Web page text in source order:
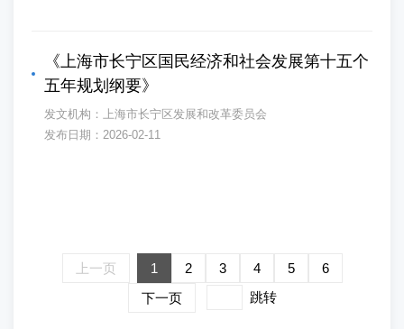
《上海市长宁区国民经济和社会发展第十五个
五年规划纲要》
发文机构：上海市长宁区发展和改革委员会
发布日期：2026-02-11
上一页 1 2 3 4 5
6
下一页
跳转